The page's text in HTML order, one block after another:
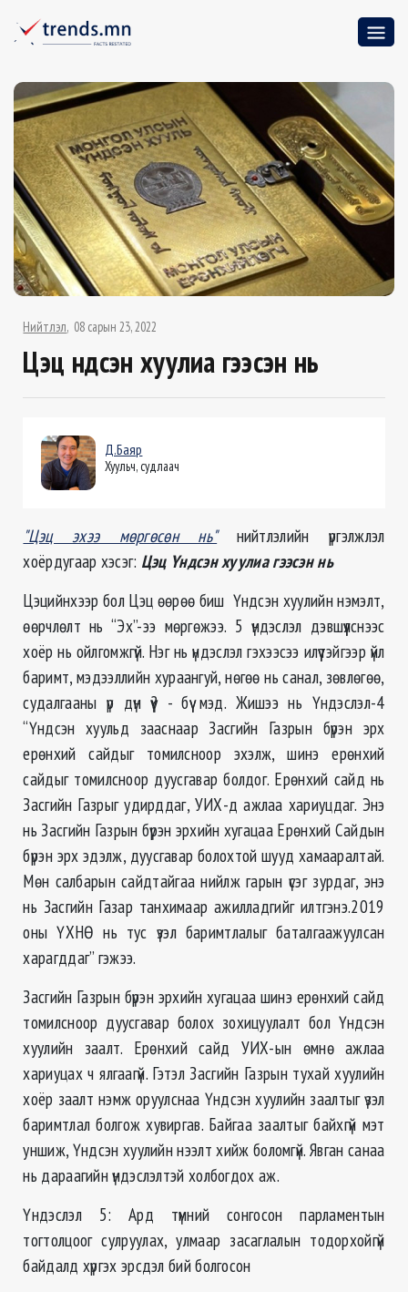
Нийтлэл 08 сарын 23, 2022
Цэц Үндсэн хуулиа гээсэн нь
Д.Баяр
Хуульч, судлаач
"Цэц эхээ мөргөсөн нь"нийтлэлийн үргэлжлэл
хоёрдугаар хэсэг: Цэц Үндсэн хуулиа гээсэн нь
Цэцийнхээр бол Цэц өөрөө биш Үндсэн хуулийн нэмэлт,
өөрчлөлт нь “Эх”-ээ мөргөжээ. 5 үндэслэл дэвшүүлснээс
хоёр нь ойлгомжгүй. Нэг нь үндэслэл гэхээсээ илүүтэйгээр үйл
баримт, мэдээллийн хураангуй, нөгөө нь санал, зөвлөгөө,
судалгааны үр дүн үү? - бүү мэд. Жишээ нь Үндэслэл-4
“Үндсэн хуульд зааснаар Засгийн Газрын бүрэн эрх
ерөнхий сайдыг томилсноор эхэлж, шинэ ерөнхий
сайдыг томилсноор дуусгавар болдог. Ерөнхий сайд нь
Засгийн Газрыг удирддаг, УИХ-д ажлаа хариуцдаг. Энэ
нь Засгийн Газрын бүрэн эрхийн хугацаа Ерөнхий Сайдын
бүрэн эрх эдэлж, дуусгавар болохтой шууд хамааралтай.
Мөн салбарын сайдтайгаа нийлж гарын үсэг зурдаг, энэ
нь Засгийн Газар танхимаар ажилладгийг илтгэнэ.2019
оны ҮХНӨ нь тус үзэл баримтлалыг баталгаажуулсан
харагддаг” гэжээ.
Засгийн Газрын бүрэн эрхийн хугацаа шинэ ерөнхий сайд
томилсноор дуусгавар болох зохицуулалт бол Үндсэн
хуулийн заалт. Ерөнхий сайд УИХ-ын өмнө ажлаа
хариуцах ч ялгаагүй. Гэтэл Засгийн Газрын тухай хуулийн
хоёр заалт нэмж оруулснаа Үндсэн хуулийн заалтыг үзэл
баримтлал болгож хувиргав. Байгаа заалтыг байхгүй мэт
уншиж, Үндсэн хуулийн нээлт хийж боломгүй. Явган санаа
нь дараагийн үндэслэлтэй холбогдох аж.
Үндэслэл 5: Ард түмний сонгосон парламентын
тогтолцоог сулруулах, улмаар засаглалын тодорхойгүй
байдалд хүргэх эрсдэл бий болгосон